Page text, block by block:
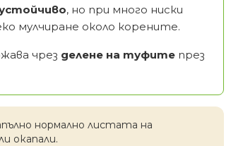
, но при много ниски
мулчиране около корените.
чрез делене на туфите през
нормално листата на
окапaли.